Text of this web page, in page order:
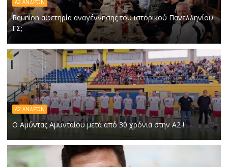
Α2 ΑΝΔΡΏΝ
Reunion αφετηρία αναγέννησης του ιστορικού Πανελληνίου
ΓΣ;
Α2 ΑΝΔΡΏΝ
Ο Αμύντας Αμυνταίου μετά από 30 χρόνια στην Α2 !